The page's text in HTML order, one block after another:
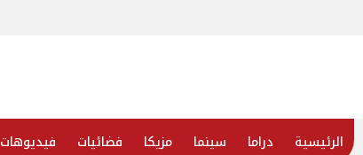
الرئيسية دراما سينما مزيكا فضائيات فيديوهات